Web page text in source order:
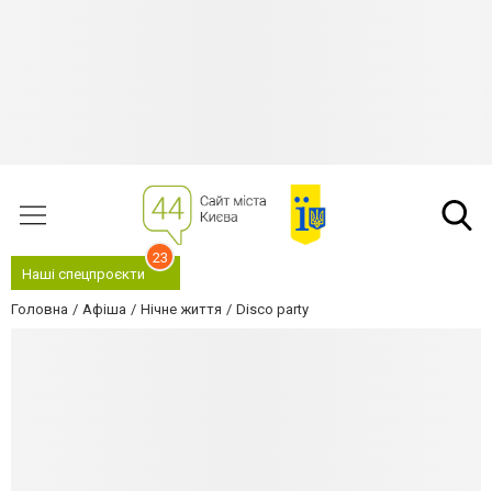
Наші спецпроєкти
23
Головна Афіша Нічне життя Disco party